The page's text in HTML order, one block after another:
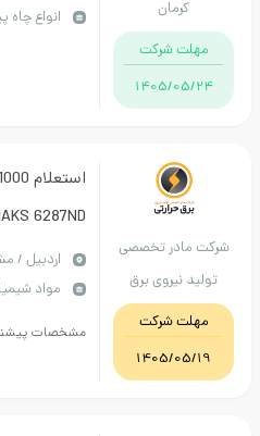
مهلت شرکت
1405/05/24
انواع چاه پیمایی
مادر تخصصی
نیروی برق
حرارتی
مهلت شرکت
1405/05/19
استعلام
MAKS 6287ND
اردبيل / مشگین
مواد شیمیایی
مشخصات پیشنهاد